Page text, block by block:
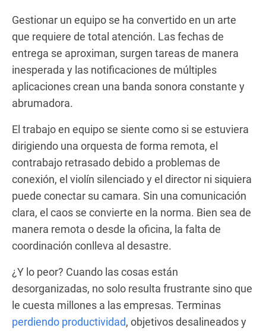
Gestionar un equipo se ha convertido en un arte
que requiere de total atención. Las fechas de
entrega se aproximan, surgen tareas de manera
inesperada y las notificaciones de múltiples
aplicaciones crean una banda sonora constante y
abrumadora.
El trabajo en equipo se siente como si se estuviera
dirigiendo una orquesta de forma remota, el
contrabajo retrasado debido a problemas de
conexión, el violín silenciado y el director ni siquiera
puede conectar su camara. Sin una comunicación
clara, el caos se convierte en la norma. Bien sea de
manera remota o desde la oficina, la falta de
coordinación conlleva al desastre.
¿Y lo peor? Cuando las cosas están
desorganizadas, no solo resulta frustrante sino que
le cuesta millones a las empresas. Terminas
perdiendo productividad, objetivos desalineados y